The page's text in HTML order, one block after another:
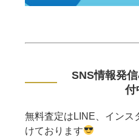
SNS情報発
付
無料査定はLINE、インス
けております